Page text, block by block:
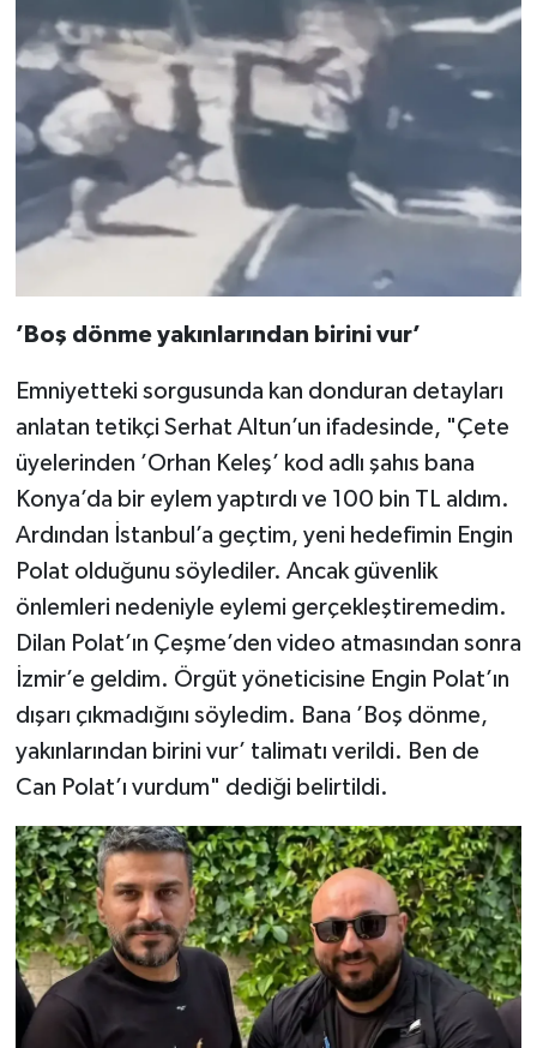
’Boş dönme yakınlarından birini vur’
Emniyetteki sorgusunda kan donduran detayları
anlatan tetikçi Serhat Altun’un ifadesinde, "Çete
üyelerinden ’Orhan Keleş’ kod adlı şahıs bana
Konya’da bir eylem yaptırdı ve 100 bin TL aldım.
Ardından İstanbul’a geçtim, yeni hedefimin Engin
Polat olduğunu söylediler. Ancak güvenlik
önlemleri nedeniyle eylemi gerçekleştiremedim.
Dilan Polat’ın Çeşme’den video atmasından sonra
İzmir’e geldim. Örgüt yöneticisine Engin Polat’ın
dışarı çıkmadığını söyledim. Bana ’Boş dönme,
yakınlarından birini vur’ talimatı verildi. Ben de
Can Polat’ı vurdum" dediği belirtildi.